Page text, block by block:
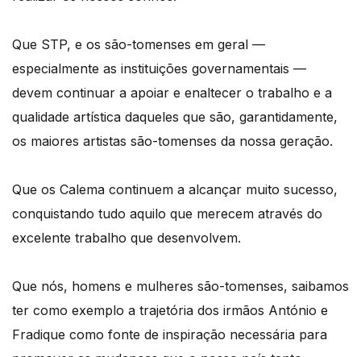
Que STP, e os são-tomenses em geral —
especialmente as instituições governamentais —
devem continuar a apoiar e enaltecer o trabalho e a
qualidade artística daqueles que são, garantidamente,
os maiores artistas são-tomenses da nossa geração.
Que os Calema continuem a alcançar muito sucesso,
conquistando tudo aquilo que merecem através do
excelente trabalho que desenvolvem.
Que nós, homens e mulheres são-tomenses, saibamos
ter como exemplo a trajetória dos irmãos António e
Fradique como fonte de inspiração necessária para